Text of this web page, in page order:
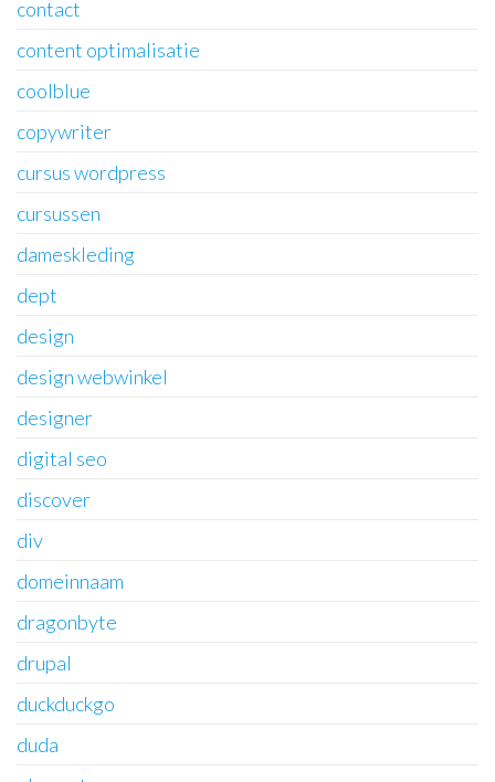
contact
content optimalisatie
coolblue
copywriter
cursus wordpress
cursussen
dameskleding
dept
design
design webwinkel
designer
digital seo
discover
div
domeinnaam
dragonbyte
drupal
duckduckgo
duda